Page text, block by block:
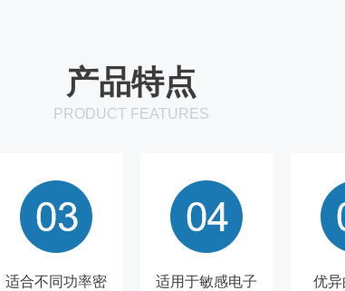
产品特点
PRODUCT FEATURES
适合不同功率密
适用于敏感电子
优